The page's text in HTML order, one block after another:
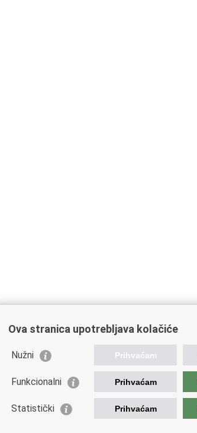
Važne poveznice
Vlada Republike Hrvatske
Ova stranica upotrebljava kolačiće
Nužni Prihvaćam
Funkcionalni Prihvaćam
Statistički Prihvaćam